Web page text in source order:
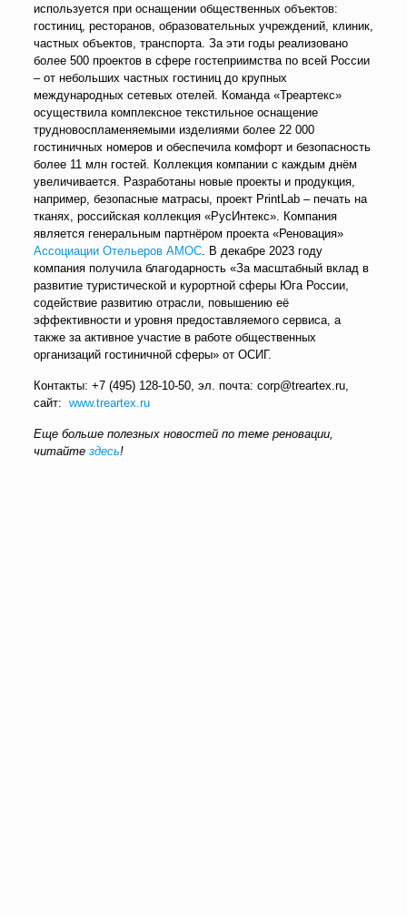
используется при оснащении общественных объектов:
гостиниц, ресторанов, образовательных учреждений, клиник,
частных объектов, транспорта. За эти годы реализовано
более 500 проектов в сфере гостеприимства по всей России
– от небольших частных гостиниц до крупных
международных сетевых отелей. Команда «Треартекс»
осуществила комплексное текстильное оснащение
трудновоспламеняемыми изделиями более 22 000
гостиничных номеров и обеспечила комфорт и безопасность
более 11 млн гостей. Коллекция компании с каждым днём
увеличивается. Разработаны новые проекты и продукция,
например, безопасные матрасы, проект PrintLab – печать на
тканях, российская коллекция «РусИнтекс». Компания
является генеральным партнёром проекта «Реновация»
Ассоциации Отельеров АМОС. В декабре 2023 году
компания получила благодарность «За масштабный вклад в
развитие туристической и курортной сферы Юга России,
содействие развитию отрасли, повышению её
эффективности и уровня предоставляемого сервиса, а
также за активное участие в работе общественных
организаций гостиничной сферы» от ОСИГ.
Контакты: +7 (495) 128-10-50, эл. почта: corp@treartex.ru,
сайт: www.treartex.ru
Еще больше полезных новостей по теме реновации,
читайте здесь!